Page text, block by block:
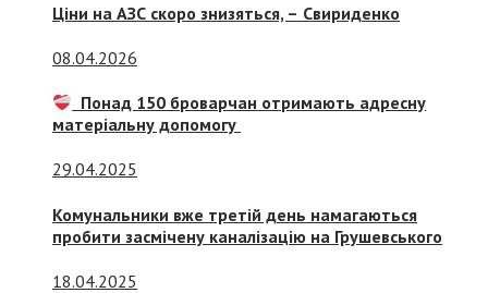
Ціни на АЗС скоро знизяться, – Свириденко
08.04.2026
Понад 150 броварчан отримають адресну
матеріальну допомогу
29.04.2025
Комунальники вже третій день намагаються
пробити засмічену каналізацію на Грушевського
18.04.2025